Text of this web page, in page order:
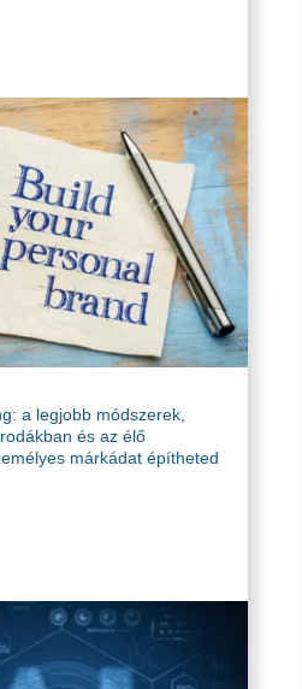
a legjobb módszerek,
és az élő
márkádat építheted